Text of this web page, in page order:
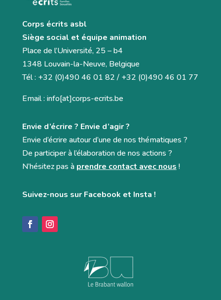
Corps écrits asbl
Siège social et équipe animation
Place de l’Université, 25 – b4
1348 Louvain-la-Neuve, Belgique
Tél : +32 (0)490 46 01 82 / +32 (0)490 46 01 77
Email : info[at]corps-ecrits.be
Envie d’écrire ? Envie d’agir ?
Envie d’écrire autour d’une de nos thématiques ?
De participer à l’élaboration de nos actions ?
N’hésitez pas à prendre contact avec nous !
Suivez-nous sur Facebook et Insta !